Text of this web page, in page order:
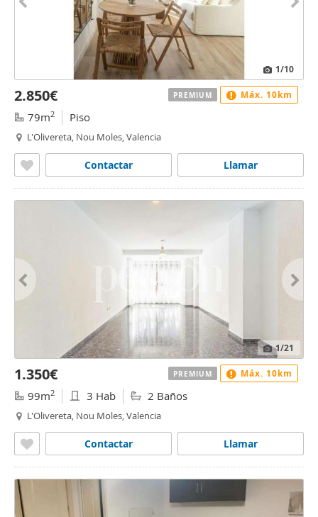
1/10
2.850€
79m2 Piso
L'Olivereta, Nou Moles, Valencia
Llamar
Contactar
PREMIUM Máx. 10km
1/21
1.350€
99m2 3 Hab 2 Baños
L'Olivereta, Nou Moles, Valencia
Llamar
Contactar
PREMIUM Máx. 10km